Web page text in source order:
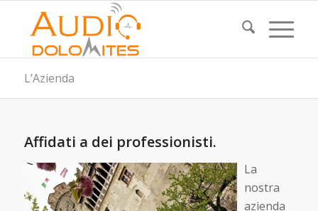
L’Azienda
Affidati a dei professionisti.
La
nostra
azienda